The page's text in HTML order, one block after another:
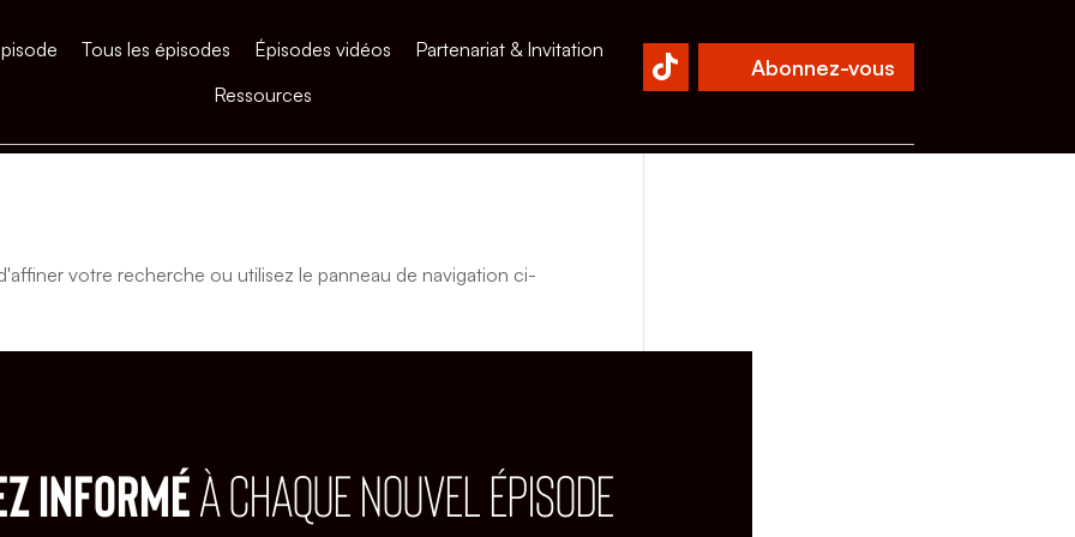
Tous les épisodes Épisodes vidéos
Partenariat & Invitation
Ressources
Abonnez-vous
votre recherche ou utilisez le panneau de navigation ci-
INFORMÉÀ CHAQUE NOUVEL ÉPISODE